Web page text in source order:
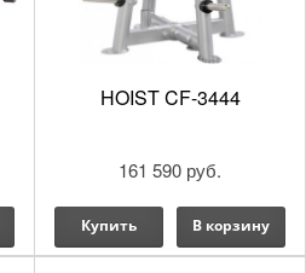
HOIST CF-3444
161 590 руб.
Купить В корзину